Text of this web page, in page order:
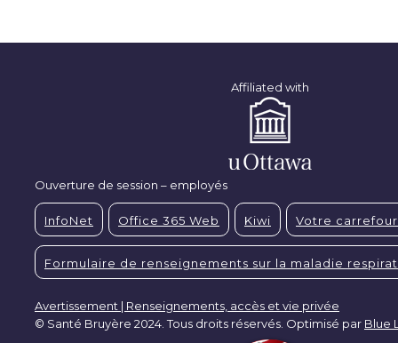
Affiliated with
Ouverture de session – employés
InfoNet Office 365 Web Kiwi Votre carrefour
Formulaire de renseignements sur la maladie
Avertissement | Renseignements, accès et vie privée
© Santé Bruyère 2024. Tous droits réservés. Optimisé par Blue